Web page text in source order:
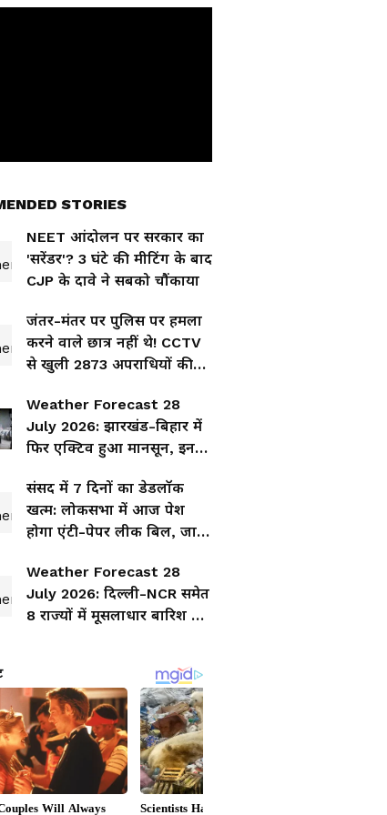
STORIES
NEET आंदोलन पर सरकार का
'सरेंडर'? 3 घंटे की मीटिंग के बाद
CJP के दावे ने सबको चौंकाया
जंतर-मंतर पर पुलिस पर हमला
करने वाले छात्र नहीं थे! CCTV
से खुली 2873 अपराधियों की
केस
Weather Forecast 28
July 2026: झारखंड-बिहार में
फिर एक्टिव हुआ मानसून, इन
अलर्ट
संसद में 7 दिनों का डेडलॉक
खत्म: लोकसभा में आज पेश
होगा एंटी-पेपर लीक बिल, जानें
Weather Forecast 28
July 2026: दिल्ली-NCR समेत
8 राज्यों में मूसलाधार बारिश का